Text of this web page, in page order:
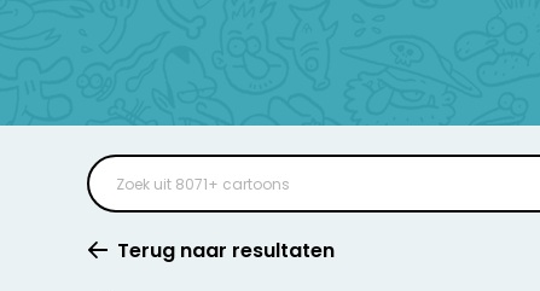
Terug naar resultaten